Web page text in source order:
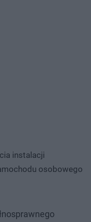
instalacji
osobowego